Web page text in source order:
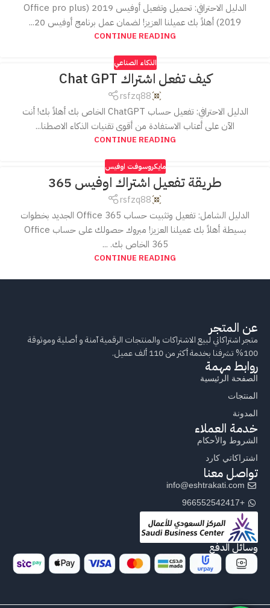
الدليل الاحترافي: تحميل وتفعيل أوفيس 2019 (Office pro plus
2019) أهلاً بك عميلنا العزيز! لضمان عمل برنامج أوفيس 20...
CONTINUE READING
الذكاء الصناعي
كيف تفعل اشتراك Chat GPT
rsfzq88
الدليل الاحترافي: تفعيل حساب ChatGPT الخاص بك أهلاً بك! أنت
الآن على أعتاب الاستفادة من أقوى تقنيات الذكاء الاصطنا...
CONTINUE READING
مايكروسوفت اوفيس
طريقة تفعيل اشتراك اوفيس 365
rsfzq88
الدليل الشامل: تفعيل وتثبيت حساب Office 365 الجديد بخطوات
بسيطة أهلاً بك عميلنا العزيز! مبروك حصولك على حساب Office
365 الخاص بك. ...
CONTINUE READING
عن المتجر
متجر اشتراكاتي لبيع الاشتراكات والمنتجات الرقمية آمنة و أصلية وموثوقة
100% تشرفنا بخدمة أكثر من 110 ألف عميل.
روابط مهمة
الصفحة الرئيسية
المنتجات
المدونة
خدمة العملاء
الشروط والأحكام
اشتراكاتي كارد
تواصل معنا
info@eshtrakati.com
+966552542417
وسائل الدفع